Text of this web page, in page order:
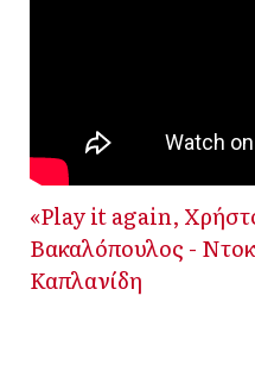
«Play it again,
Βακαλόπουλος -
Καπλανίδη